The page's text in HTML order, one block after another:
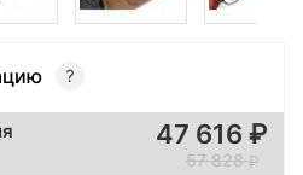
47 616
57 828